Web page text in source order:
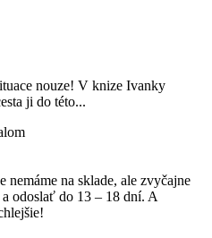
nouze! V knize Ivanky
ji do této...
nemáme na sklade, ale zvyčajne
odoslať do 13 – 18 dní. A